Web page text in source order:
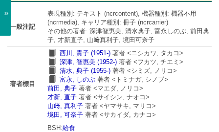
»
一般注記
表現種別: テキスト (ncrcontent), 機器種別: 機器不用
(ncrmedia), キャリア種別: 冊子 (ncrcarrier)
その他の著者: 深津智惠美, 清水典子, 富永しのぶ, 前田典
子, 才新直子, 山﨑真利子, 境田可奈子
著者標目
西川, 貴子 (1951-) 著者 <ニシカワ, タカコ>
深津, 智惠美 (1952-) 著者 <フカツ, チエミ>
清水, 典子 (1955-) 著者 <シミズ, ノリコ>
富永, しのぶ 著者 <トミナガ, シノブ>
前田, 典子 著者 <マエダ, ノリコ>
才新, 直子 著者 <サイシン, ナオコ>
山﨑, 真利子 著者 <ヤマサキ, マリコ>
境田, 可奈子 著者 <サカイダ, カナコ>
BSH:給食